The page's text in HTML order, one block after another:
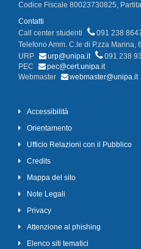
Codice Fiscale 80023730825,
Contatti
Call center studenti
091 238
Telefono Amm. C.le di P.zza Marina,
URP
urp@unipa.it
091 238
PEC
pec@cert.unipa.it
Webmaster
webmaster@unipa.it
Accessibilità
Orientamento
Ufficio Relazioni con il Pubblico
Credits
Mappa del sito
Note Legali
Privacy
Attenzione al phishing
Elenco siti tematici